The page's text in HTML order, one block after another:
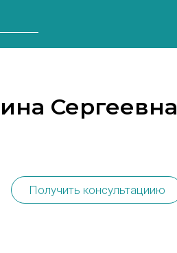
Сергеевна
Получить консультациию